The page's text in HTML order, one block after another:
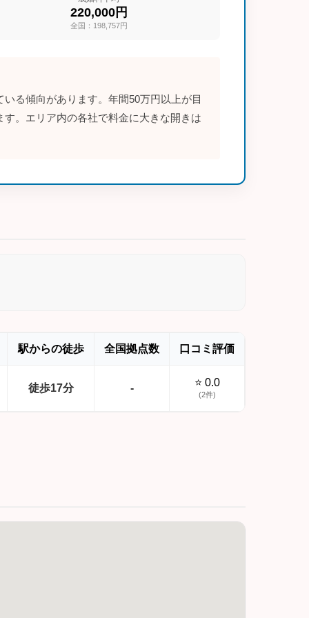
220,000円
全国：198,757円
る傾向があります。年間50万円以上が目
。エリア内の各社で料金に大きな開きは
駅からの徒歩 全国拠点数 口コミ評価
徒歩17分 - ⭐ 0.0
(2件)